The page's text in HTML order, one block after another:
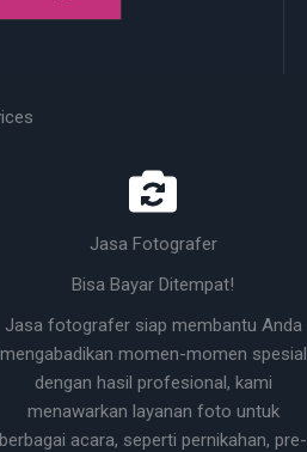
Jasa Fotografer
Bisa Bayar Ditempat!
Jasa fotografer siap membantu Anda
mengabadikan momen-momen spesial
dengan hasil profesional, kami
menawarkan layanan foto untuk
berbagai acara, seperti pernikahan, pre-